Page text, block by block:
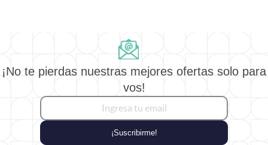
¡No te pierdas nuestras mejores ofertas solo para
vos!
¡Suscribirme!